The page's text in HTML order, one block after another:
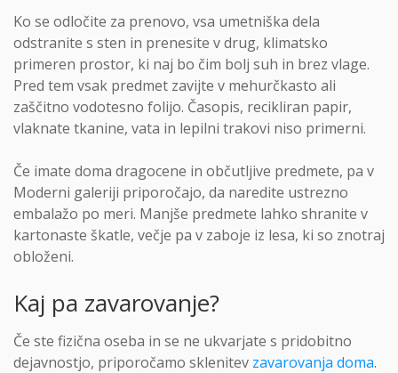
Ko se odločite za prenovo, vsa umetniška dela
odstranite s sten in prenesite v drug, klimatsko
primeren prostor, ki naj bo čim bolj suh in brez vlage.
Pred tem vsak predmet zavijte v mehurčkasto ali
zaščitno vodotesno folijo. Časopis, recikliran papir,
vlaknate tkanine, vata in lepilni trakovi niso primerni.
Če imate doma dragocene in občutljive predmete, pa v
Moderni galeriji priporočajo, da naredite ustrezno
embalažo po meri. Manjše predmete lahko shranite v
kartonaste škatle, večje pa v zaboje iz lesa, ki so znotraj
obloženi.
Kaj pa zavarovanje?
Če ste fizična oseba in se ne ukvarjate s pridobitno
dejavnostjo, priporočamo sklenitev zavarovanja doma.